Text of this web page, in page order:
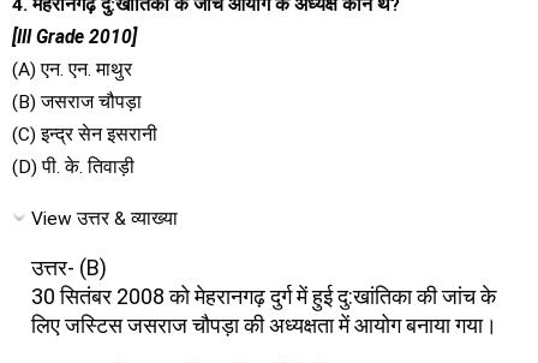
4. मेहरानगढ़ दु:खांतिका के जांच आयोग के अध्यक्ष कौन थे?
[III Grade 2010]
(A) एन. एन. माथुर
(B) जसराज चौपड़ा
(C) इन्द्र सेन इसरानी
(D) पी. के. तिवाड़ी
View उत्तर & व्याख्या
उत्तर- (B)
30 सितंबर 2008 को मेहरानगढ़ दुर्ग में हुई दु:खांतिका की जांच के
लिए जस्टिस जसराज चौपड़ा की अध्यक्षता में आयोग बनाया गया।